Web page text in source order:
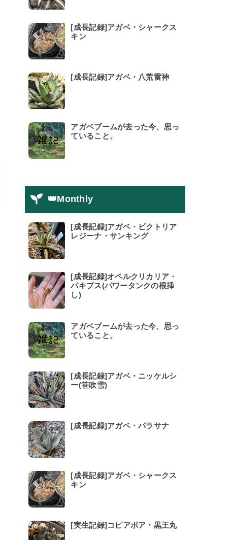
[成長記録]アガベ・シャークス
キン
[成長記録]アガベ・八荒雷神
アガベブームが去った今、思っ
ていること。
👑Monthly
[成長記録]アガベ・ビクトリア
レジーナ・サンキング
[成長記録]オペルクリカリア・
パキプス(パワータンクの根挿
し)
アガベブームが去った今、思っ
ていること。
[成長記録]アガベ・ニッケルシ
ー(笹吹雪)
[成長記録]アガベ・パラサナ
[成長記録]アガベ・シャークス
キン
[実生記録]コピアポア・黒王丸